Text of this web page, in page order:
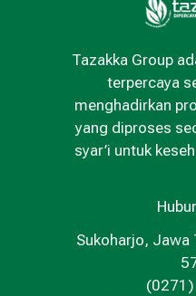
Tazakka Group
terpercaya
menghadirkan
yang diproses
syar’i untuk
Sukoharjo, Jawa